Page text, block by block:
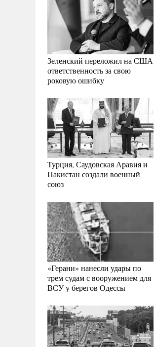
Зеленский переложил на США
ответственность за свою
роковую ошибку
Турция, Саудовская Аравия и
Пакистан создали военный
союз
«Герани» нанесли удары по
трем судам с вооружением для
ВСУ у берегов Одессы